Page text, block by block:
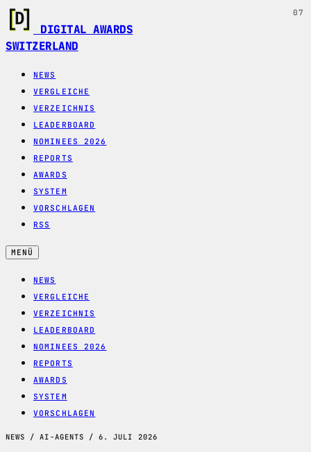
DIGITAL AWARDS
SWITZERLAND
NEWS
VERGLEICHE
VERZEICHNIS
LEADERBOARD
NOMINEES 2026
REPORTS
AWARDS
SYSTEM
VORSCHLAGEN
RSS
MENÜ
NEWS
VERGLEICHE
VERZEICHNIS
LEADERBOARD
NOMINEES 2026
REPORTS
AWARDS
SYSTEM
VORSCHLAGEN
NEWS / AI-AGENTS / 6. JULI 2026
07